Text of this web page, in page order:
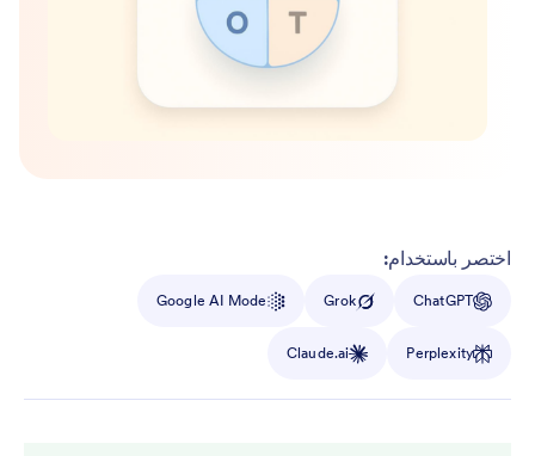
اختصر باستخدام:
ChatGPT
Grok
Google AI Mode
Perplexity
Claude.ai